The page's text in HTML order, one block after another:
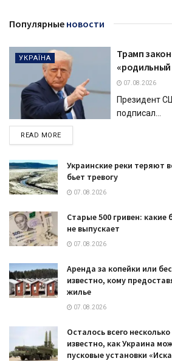
Популярные новости
УКРАЇНА
Трамп
07.08.2026
Президент
подписал...
READ MOREDETAILS
Украинские реки теряют
бьет тревогу
07.08.2026
Старые 500 гривен:
не выпускает
07.08.2026
Аренда за копейки или
известно, кому
жилье
07.08.2026
Осталось всего
известно, как Украина
пусковые установки